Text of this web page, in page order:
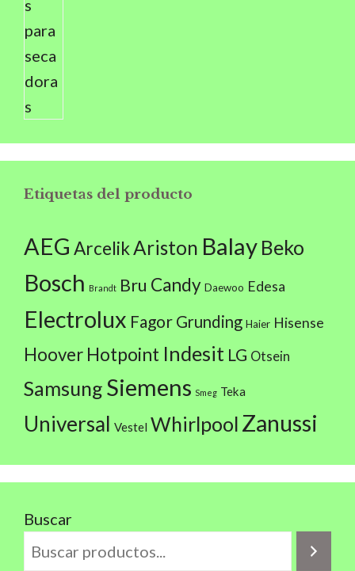
Etiquetas del producto
AEG ArcelikAriston Balay Beko
Bosch Brandt Bru Candy Daewoo Edesa
Electrolux Fagor Grunding Haier Hisense
Hoover Hotpoint Indesit LG Otsein
Samsung Siemens Smeg Teka
Universal Vestel Whirlpool Zanussi
Buscar